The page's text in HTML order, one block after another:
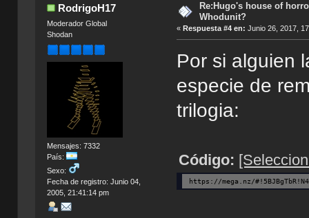
RodrigoH17
Moderador Global
Shodan
Mensajes: 7332
País:
Sexo:
Fecha de registro: Junio 04,
2005, 21:41:14 pm
Re:Hugo's house of
Whodunit?
«Respuesta #4 en: Junio 26, 2017,
Por si alguien
especie de
trilogia:
Código:
https://mega.nz/